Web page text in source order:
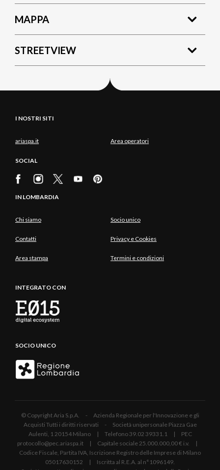
MAPPA
STREETVIEW
I NOSTRI SITI
ariaspa.it Area operatori
SOCIAL
IN LOMBARDIA
Chi siamo Socio unico
Contatti Privacy e Cookies
Area stampa Termini e condizioni
INTEGRATO CON
SOCIO UNICO
© Copyright Aria S.p.A. - Azienda Regionale per l'Innovazione e gli
Acquisti Tutti i diritti riservati - Società unipersonale Piazza Gae
Aulenti, 1 20154 Milano | Telefono 39.02 39331.1 | PEC
protocollo@pec.ariaspa.it | Capitale sociale 25.000.000,00 € i.v. |
Codice Fiscale, Partita IVA, Iscrizione Registro delle Imprese di Milano
05017630152 | Iscritta al R.E.A. al n°1096149.